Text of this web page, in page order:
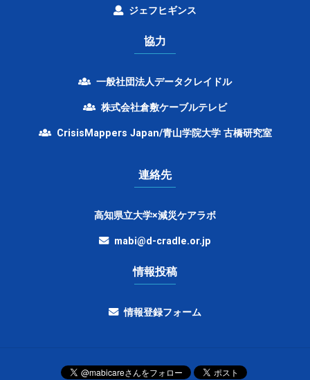
ジェフヒギンス
協力
一般社団法人データクレイドル
株式会社倉敷ケーブルテレビ
CrisisMappers Japan/青山学院大学 古橋研究室
連絡先
高知県立大学×減災ケアラボ
mabi@d-cradle.or.jp
情報投稿
情報登録フォーム